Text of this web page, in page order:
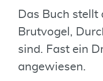
Das Buch
Brutvogel,
sind. Fast ein
angewiesen.